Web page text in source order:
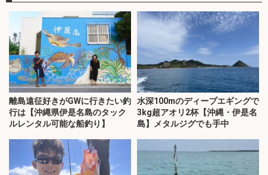
離島遠征好きがGWに行きたい釣
行は【沖縄県伊是名島のタック
ルレンタル可能な船釣り】
水深100mのディープエギングで
3kg超アオリ2杯【沖縄・伊是名
島】メタルジグでも手中